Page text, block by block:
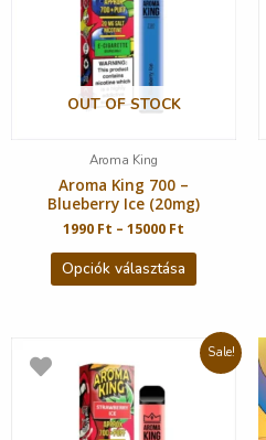
OUT OF STOCK
Aroma King
Aroma King 700 –
Blueberry Ice (20mg)
1990 Ft – 15000 Ft
Opciók választása
Sale!